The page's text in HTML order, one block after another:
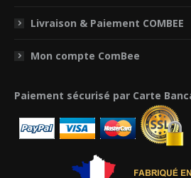
Livraison & Paiement COMBEE
Mon compte ComBee
Paiement sécurisé par Carte